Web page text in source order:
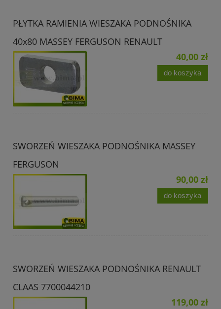
PŁYTKA RAMIENIA WIESZAKA PODNOŚNIKA
40x80 MASSEY FERGUSON RENAULT
40,00 zł
do koszyka
SWORZEŃ WIESZAKA PODNOŚNIKA MASSEY
FERGUSON
90,00 zł
do koszyka
SWORZEŃ WIESZAKA PODNOŚNIKA RENAULT
CLAAS 7700044210
119,00 zł